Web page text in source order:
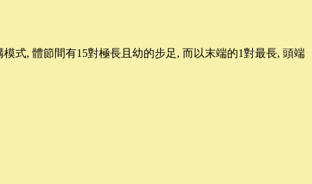
模式, 體節間有15對極長且幼的步足, 而以末端的1對最長, 頭端